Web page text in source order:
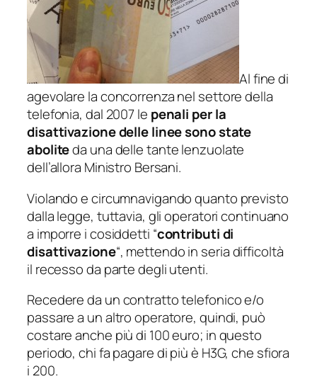
Al fine di
agevolare la concorrenza nel settore della
telefonia, dal 2007 le penali per la
disattivazione delle linee sono state
aboliteda una delle tante lenzuolate
dell’allora Ministro Bersani.
Violando e circumnavigando quanto previsto
dalla legge, tuttavia, gli operatori continuano
a imporre i cosiddetti “contributi di
disattivazione“, mettendo in seria difficoltà
il recesso da parte degli utenti.
Recedere da un contratto telefonico e/o
passare a un altro operatore, quindi, può
costare anche più di 100 euro; in questo
periodo, chi fa pagare di più è H3G, che sfiora
i 200.